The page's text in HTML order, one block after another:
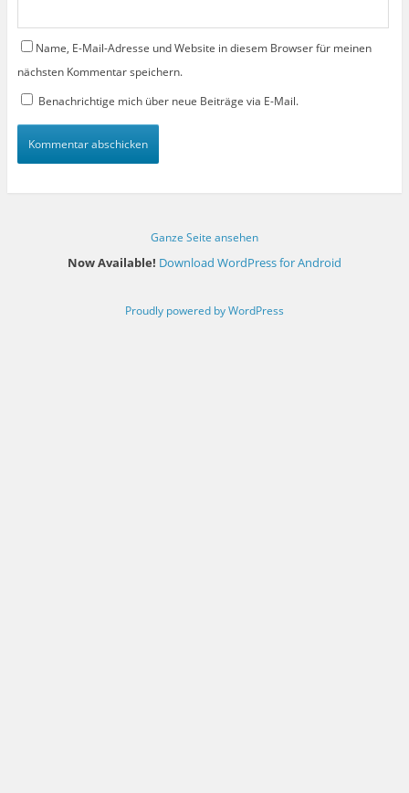
Name, E-Mail-Adresse und Website in diesem Browser für meinen
nächsten Kommentar speichern.
Benachrichtige mich über neue Beiträge via E-Mail.
Ganze Seite ansehen
Now Available! Download WordPress for Android
Proudly powered by WordPress